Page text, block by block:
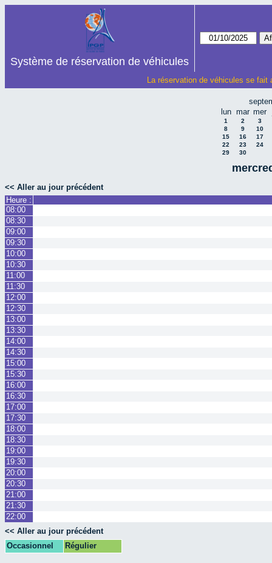
Système de réservation de véhicules
La réservation de véhicules se
lun mar mer
1 2
3
8
9
10
15
16
17
22
23
24
29
30
<< Aller au jour précédent
Heure :
08:00
08:30
09:00
09:30
10:00
10:30
11:00
11:30
12:00
12:30
13:00
13:30
14:00
14:30
15:00
15:30
16:00
16:30
17:00
17:30
18:00
18:30
19:00
19:30
20:00
20:30
21:00
21:30
22:00
<< Aller au jour précédent
Occasionnel
Régulier